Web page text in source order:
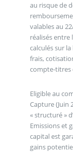
au risque de
valables au
réalisés entre
calculés sur
frais,
compte-titres
Eligible au
Capture (Juin
« structuré »
Emissions et
capital est
gains